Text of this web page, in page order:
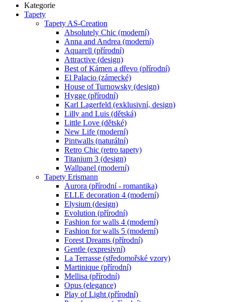
Kategorie
Tapety
Tapety AS-Creation
Absolutely Chic (moderní)
Anna and Andrea (moderní)
Aquarell (přírodní)
Attractive (design)
Best of Kámen a dřevo (přírodní)
El Palacio (zámecké)
House of Turnowsky (design)
Hygge (přírodní)
Karl Lagerfeld (exklusivní, design)
Lilly and Luis (dětská)
Little Love (dětské)
New Life (moderní)
Pintwalls (naturální)
Retro Chic (retro tapety)
Titanium 3 (design)
Wallpanel (moderní)
Tapety Erismann
Aurora (přírodní - romantika)
ELLE decoration 4 (moderní)
Elysium (design)
Evolution (přírodní)
Fashion for walls 4 (moderní)
Fashion for walls 5 (moderní)
Forest Dreams (přírodní)
Gentle (expresivní)
La Terrasse (středomořské vzory)
Martinique (přírodní)
Mellisa (přírodní)
Opus (elegance)
Play of Light (přírodní)